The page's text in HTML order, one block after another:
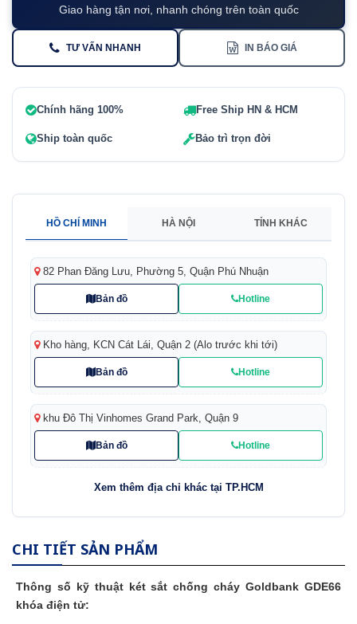
Giao hàng tận nơi, nhanh chóng trên toàn quốc
TƯ VẤN NHANH IN BÁO GIÁ
Chính hãng 100% Free Ship HN & HCM
Ship toàn quốc Bảo trì trọn đời
HỒ CHÍ MINH HÀ NỘI TỈNH KHÁC
82 Phan Đăng Lưu, Phường 5, Quận Phú Nhuận
Bản đồ Hotline
Kho hàng, KCN Cát Lái, Quận 2 (Alo trước khi tới)
Bản đồ Hotline
khu Đô Thị Vinhomes Grand Park, Quận 9
Bản đồ Hotline
Xem thêm địa chỉ khác tại TP.HCM
CHI TIẾT SẢN PHẨM
Thông số kỹ thuật két sắt chống cháy Goldbank GDE66
khóa điện tử: